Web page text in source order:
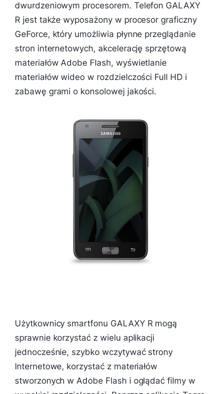
dwurdzeniowym procesorem. Telefon GALAXY
R jest także wyposażony w procesor graficzny
GeForce, który umożliwia płynne przeglądanie
stron internetowych, akcelerację sprzętową
materiałów Adobe Flash, wyświetlanie
materiałów wideo w rozdzielczości Full HD i
zabawę grami o konsolowej jakości.
Użytkownicy smartfonu GALAXY R mogą
sprawnie korzystać z wielu aplikacji
jednocześnie, szybko wczytywać strony
Internetowe, korzystać z materiałów
stworzonych w Adobe Flash i oglądać filmy w